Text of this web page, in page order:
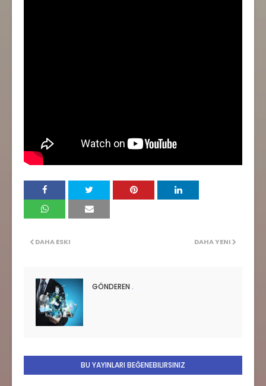
DAHA YENI
DAHA ESKI
GÖNDEREN .
BU YAYINLARI BEĞENEBILIRSINIZ